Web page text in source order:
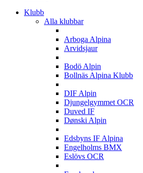
Klubb
Alla klubbar
Arboga Alpina
Arvidsjaur
Bodö Alpin
Bollnäs Alpina Klubb
DIF Alpin
Djungelgymmet OCR
Duved IF
Dønski Alpin
Edsbyns IF Alpina
Engelholms BMX
Eslövs OCR